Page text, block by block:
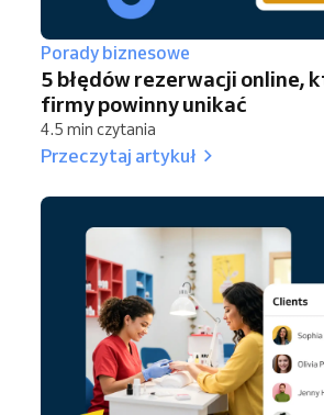
Porady biznesowe
5 błędów rezerwacji online,
firmy powinny unikać
4.5 min czytania
Przeczytaj artykuł